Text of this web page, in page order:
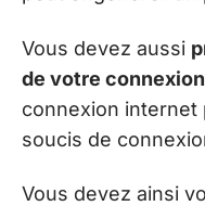
Vous devez aussi
de votre
connexion internet
soucis de
Vous devez ainsi